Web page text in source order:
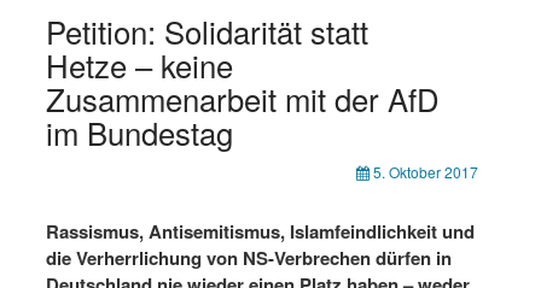
Petition: Solidarität statt
Hetze – keine
Zusammenarbeit mit der AfD
im Bundestag
5. Oktober 2017
Rassismus, Antisemitismus, Islamfeindlichkeit und
die Verherrlichung von NS-Verbrechen dürfen in